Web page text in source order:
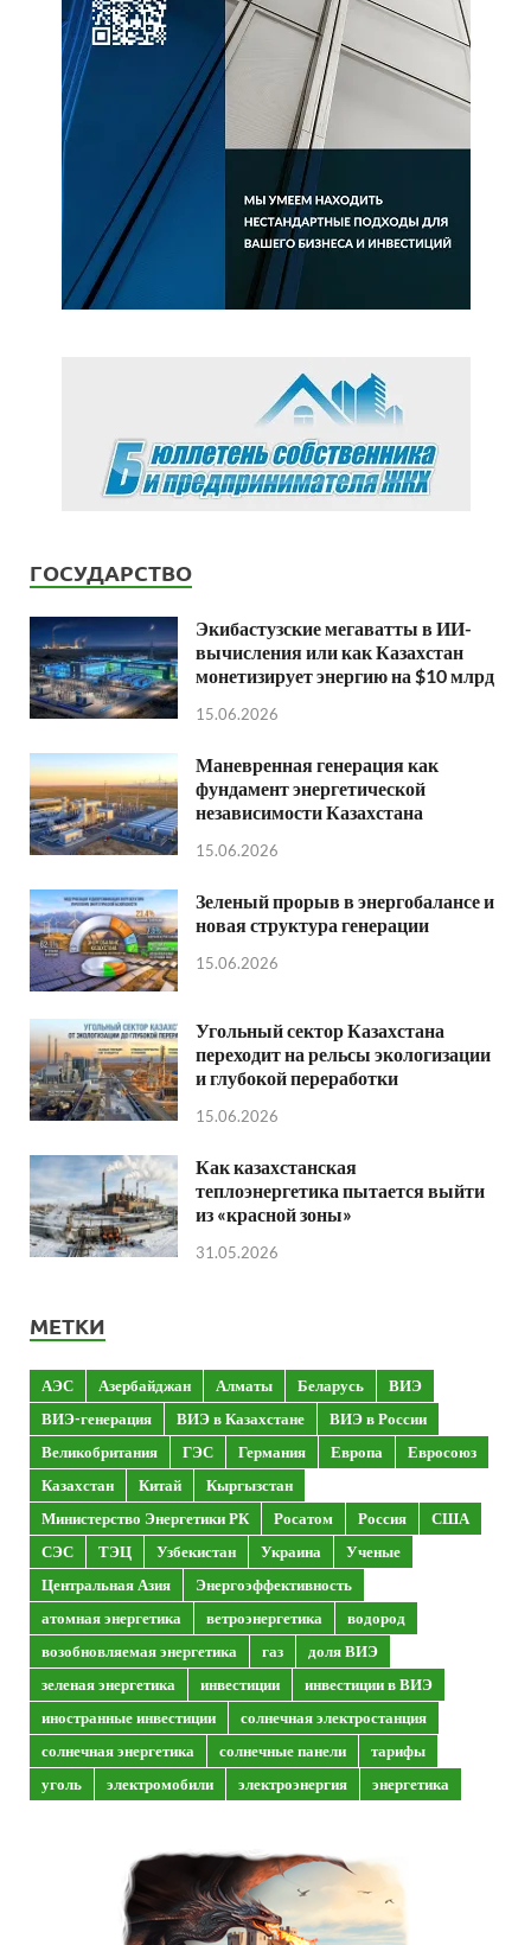
ГОСУДАРСТВО
Экибастузские мегаватты в ИИ-
вычисления или как Казахстан
монетизирует энергию на $10 млрд
15.06.2026
Маневренная генерация как
фундамент энергетической
независимости Казахстана
15.06.2026
Зеленый прорыв в энергобалансе и
новая структура генерации
15.06.2026
Угольный сектор Казахстана
переходит на рельсы экологизации
и глубокой переработки
15.06.2026
Как казахстанская
теплоэнергетика пытается выйти
из «красной зоны»
31.05.2026
МЕТКИ
АЭС Азербайджан Алматы Беларусь
ВИЭ
ВИЭ-генерация
ВИЭ в Казахстане
ВИЭ в России
Великобритания
ГЭС Германия Европа
Евросоюз
Казахстан
Китай
Кыргызстан
Министерство Энергетики РК
Росатом Россия
США
СЭС
ТЭЦ Узбекистан Украина
Ученые
Центральная Азия
Энергоэффективность
атомная энергетика
ветроэнергетика
водород
возобновляемая энергетика
газ
доля ВИЭ
зеленая энергетика
инвестиции
инвестиции в ВИЭ
иностранные инвестиции
солнечная электростанция
солнечная энергетика
солнечные панели
тарифы
уголь
электромобили электроэнергия энергетика